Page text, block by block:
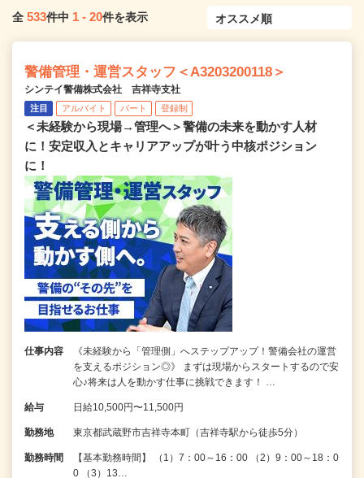
全 533件中 1 - 20件を表示
警備管理・運営スタッフ＜A3203200118＞
シンテイ警備株式会社 吉祥寺支社
注目 アルバイト パート 登録制
＜未経験から現場→管理へ＞警備の未来を動かす人材
に！安定収入とキャリアアップが叶う中核ポジション
に！
仕事内容
《未経験から「管理側」へステップアップ！警備会社の運営
を支えるポジション◎》 まずは現場からスタートするので安
心♪将来は人を動かす仕事に挑戦できます！ …
給与 日給10,500円〜11,500円
勤務地 東京都武蔵野市吉祥寺本町（吉祥寺駅から徒歩5分）
勤務時間
【基本勤務時間】 （1）7：00～16：00 （2）9：00～18：0
0 （3）13…